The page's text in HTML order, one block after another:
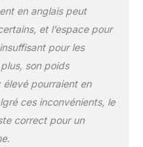
effet (jusqu'à 5 kg)
peuvent être
rangées à l'intérieur
du foyer. La
consommation
maximale de gaz
est de 0,5-0,65
kg/h. Grâce au
compartiment de
rangement intégré,
en anglais peut
et l’espace pour
pour les
son poids
pourraient en
ces inconvénients, le
correct pour un